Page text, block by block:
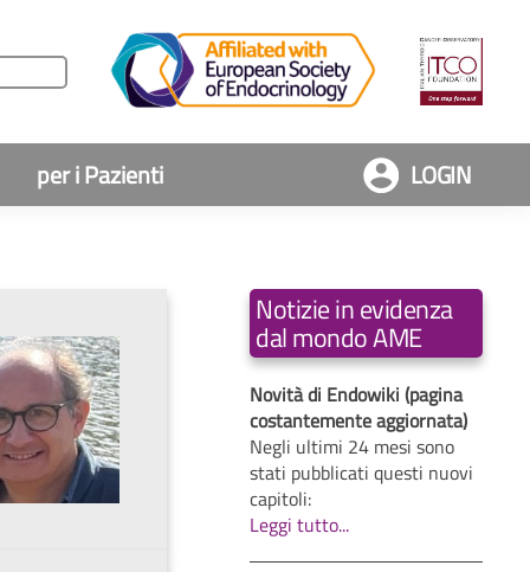
per i Pazienti LOGIN
Notizie in evidenza
dal mondo AME
Novità di Endowiki (pagina
costantemente aggiornata)
Negli ultimi 24 mesi sono
stati pubblicati questi nuovi
capitoli:
Leggi tutto...